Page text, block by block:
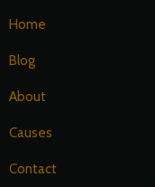
Home
Blog
About
Causes
Contact